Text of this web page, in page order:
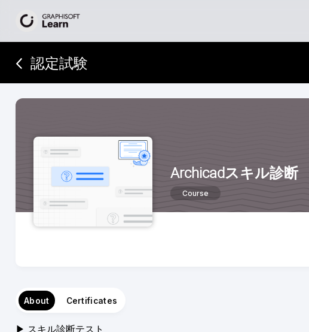
認定試験
Archicadスキル診断
Course
About Certificates
▶︎ スキル診断テスト